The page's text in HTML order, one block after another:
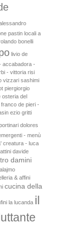
pastin locali a
bonelli
livio de
accabadora -
- vittoria risi
vizzari sashimi
piergiorgio
osteria del
de pieri -
ezio gritti
dolores
- menù
creatura - luca
davide
damini
& affini
cucina della
la lucanda il